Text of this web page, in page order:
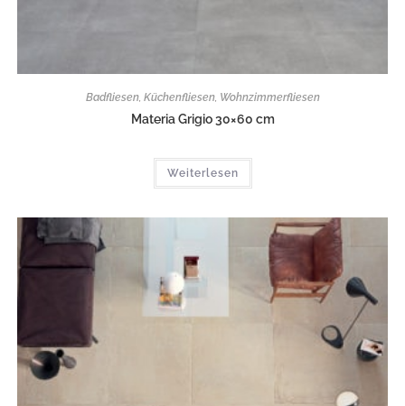
Badfliesen, Küchenfliesen, Wohnzimmerfliesen
Materia Grigio 30×60 cm
Weiterlesen